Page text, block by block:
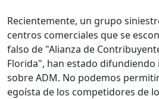
Recientemente, un grupo
centros comerciales que se
falso de "Alianza de
Florida", han estado
sobre ADM. No podemos
egoísta de los competidores de